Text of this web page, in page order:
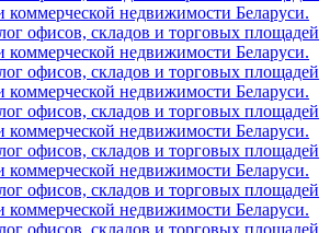
коммерческой недвижимости Беларуси.
офисов, складов и торговых площадей
коммерческой недвижимости Беларуси.
офисов, складов и торговых площадей
коммерческой недвижимости Беларуси.
офисов, складов и торговых площадей
коммерческой недвижимости Беларуси.
офисов, складов и торговых площадей
коммерческой недвижимости Беларуси.
офисов, складов и торговых площадей
коммерческой недвижимости Беларуси.
офисов, складов и торговых площадей